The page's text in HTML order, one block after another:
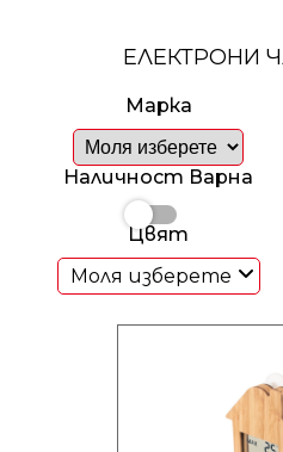
ЕЛЕКТРОНИ
Марка
Наличност Варна
Цвят
Моля изберете